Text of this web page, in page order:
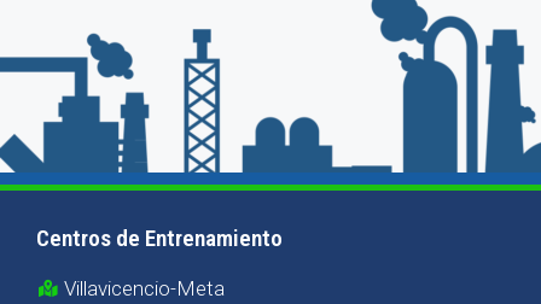
Centros de Entrenamiento
Villavicencio-Meta